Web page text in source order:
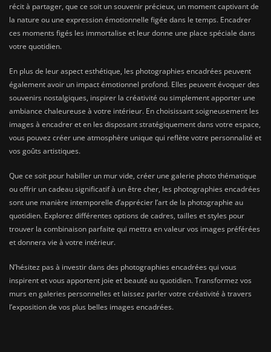
récit à partager, que ce soit un souvenir précieux, un moment captivant de
la nature ou une expression émotionnelle figée dans le temps. Encadrer
ces moments figés les immortalise et leur donne une place spéciale dans
votre quotidien.
En plus de leur aspect esthétique, les photographies encadrées peuvent
également avoir un impact émotionnel profond. Elles peuvent évoquer des
souvenirs nostalgiques, inspirer la créativité ou simplement apporter une
ambiance chaleureuse à votre intérieur. En choisissant soigneusement les
images à encadrer et en les disposant stratégiquement dans votre espace,
vous pouvez créer une atmosphère unique qui reflète votre personnalité et
vos goûts artistiques.
Que ce soit pour habiller un mur vide, créer une galerie photo thématique
ou offrir un cadeau significatif à un être cher, les photographies encadrées
sont une manière intemporelle d’apprécier l’art de la photographie au
quotidien. Explorez différentes options de cadres, tailles et styles pour
trouver la combinaison parfaite qui mettra en valeur vos images préférées
et donnera vie à votre intérieur.
N’hésitez pas à investir dans des photographies encadrées qui vous
inspirent et vous apportent joie et beauté au quotidien. Transformez vos
murs en galeries personnelles et laissez parler votre créativité à travers
l’exposition de vos plus belles images encadrées.